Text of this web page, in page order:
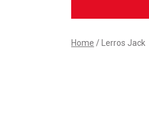
Mannenmode
Home Lerros Jack